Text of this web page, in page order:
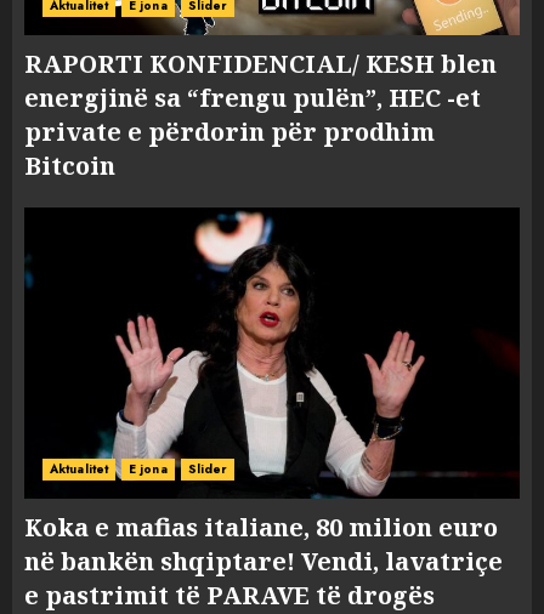
Aktualitet E jona Slider
RAPORTI KONFIDENCIAL/ KESH blen
energjinë sa “frengu pulën”, HEC -et
private e përdorin për prodhim
Bitcoin
Aktualitet E jona Slider
Koka e mafias italiane, 80 milion euro
në bankën shqiptare! Vendi, lavatriçe
e pastrimit të PARAVE të drogës